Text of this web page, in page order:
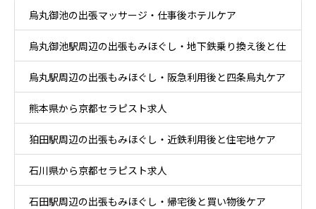
散策ケア
烏丸御池の出張マッサージ・仕事後ホテルケア
烏丸御池駅周辺の出張もみほぐし・地下鉄乗り換え後と仕
事帰りケア
烏丸駅周辺の出張もみほぐし・阪急利用後と四条烏丸ケア
熊本県から京都セラピスト求人
狛田駅周辺の出張もみほぐし・近鉄利用後と住宅地ケア
石川県から京都セラピスト求人
石田駅周辺の出張もみほぐし・帰宅後と買い物後ケア